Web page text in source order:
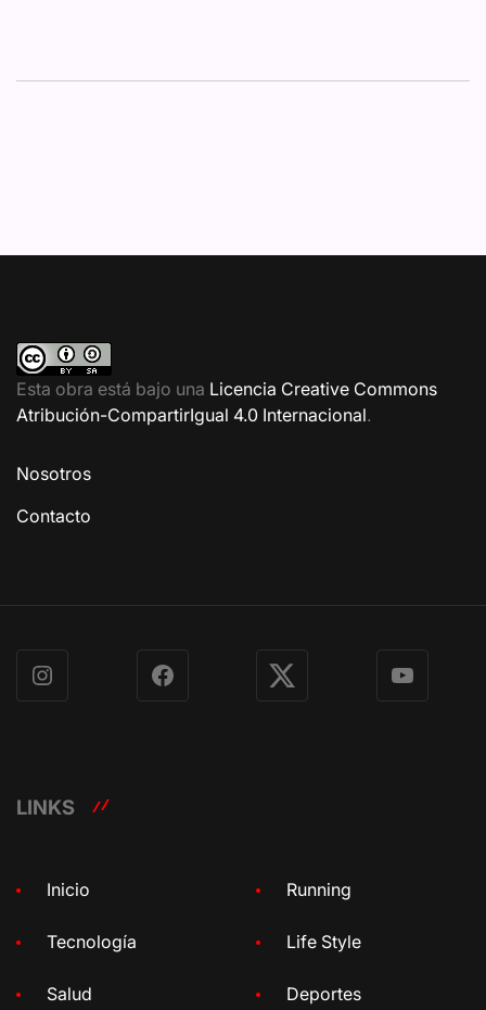
Esta obra está bajo una Licencia Creative Commons
Atribución-CompartirIgual 4.0 Internacional.
Nosotros
Contacto
Instagram Facebook X YouTube
LINKS
Inicio Running
Tecnología Life Style
Salud Deportes